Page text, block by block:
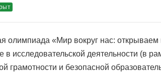
олимпиада «Мир вокруг нас: открываем
в исследовательской деятельности (в
грамотности и безопасной